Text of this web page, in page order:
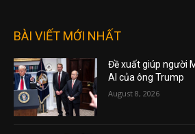
BÀI VIẾT MỚI NHẤT
Đề xuất giúp người
AI của ông Trump
August 8, 2026